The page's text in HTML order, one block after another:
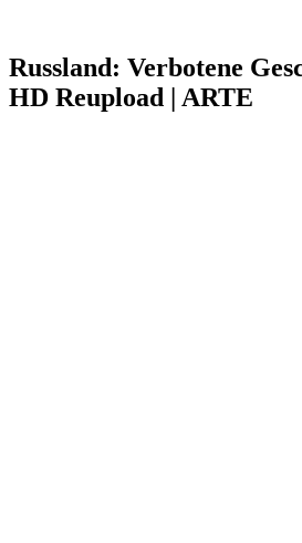
Russland: Verbotene
HD Reupload | ARTE